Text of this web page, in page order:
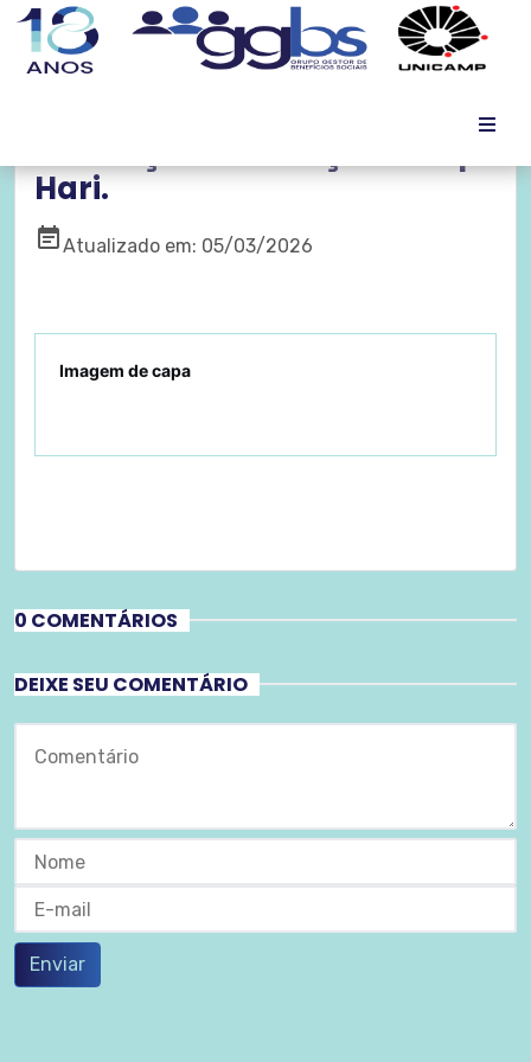
Hari.
event_noteAtualizado em: 05/03/2026
Imagem de capa
0 COMENTÁRIOS
DEIXE SEU COMENTÁRIO
Enviar